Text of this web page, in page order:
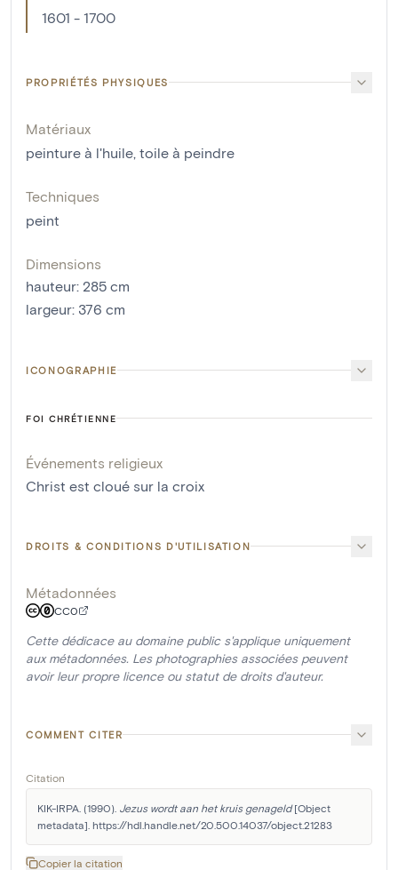
1601 - 1700
PROPRIÉTÉS PHYSIQUES
Matériaux
peinture à l'huile toile à peindre
Techniques
peint
Dimensions
hauteur: 285 cm
largeur: 376 cm
ICONOGRAPHIE
FOI CHRÉTIENNE
Événements religieux
Christ est cloué sur la croix
DROITS & CONDITIONS D'UTILISATION
Métadonnées
CC0
Cette dédicace au domaine public s'applique uniquement
aux métadonnées. Les photographies associées peuvent
avoir leur propre licence ou statut de droits d'auteur.
COMMENT CITER
Citation
KIK-IRPA. (1990). Jezus wordt aan het kruis genageld [Object
metadata]. https://hdl.handle.net/20.500.14037/object.21283
Copier la citation